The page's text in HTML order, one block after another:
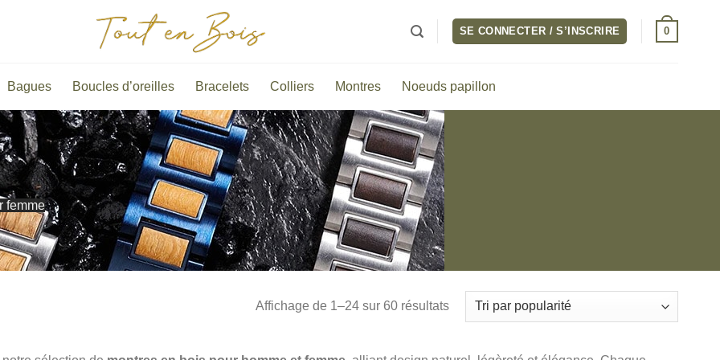
SE CONNECTER / S’INSCRIRE 0
Bagues Boucles d’oreilles Bracelets Colliers Montres Noeuds papillon
femme
Affichage de 1–24 sur 60 résultatsTrié
par